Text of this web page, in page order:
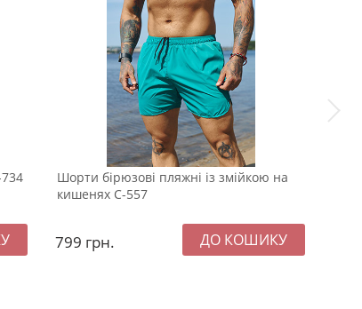
Шорти бірюзові пляжні із змійкою на
кишенях С-557
799 грн.